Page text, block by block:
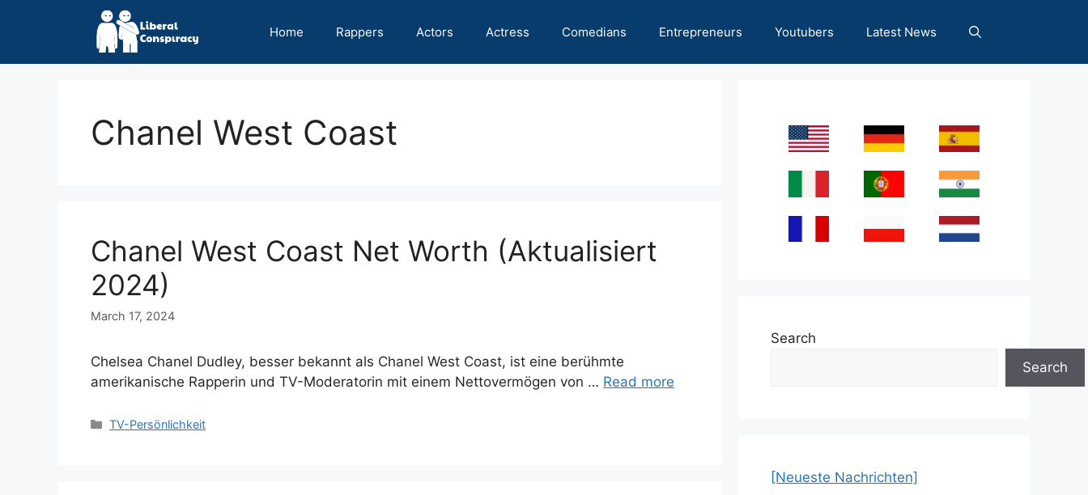
Home Rappers Actors Actress Comedians Entrepreneurs Youtubers Latest News
Chanel West Coast
Chanel West Coast Net Worth (Aktualisiert
2024)
March 17, 2024
Chelsea Chanel Dudley, besser bekannt als Chanel West Coast, ist eine berühmte
amerikanische Rapperin und TV-Moderatorin mit einem Nettovermögen von … Read more
Categories
TV-Persönlichkeit
Search
Search
[Neueste Nachrichten]